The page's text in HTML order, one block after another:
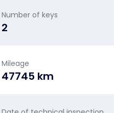
Number of keys
2
Mileage
47745 km